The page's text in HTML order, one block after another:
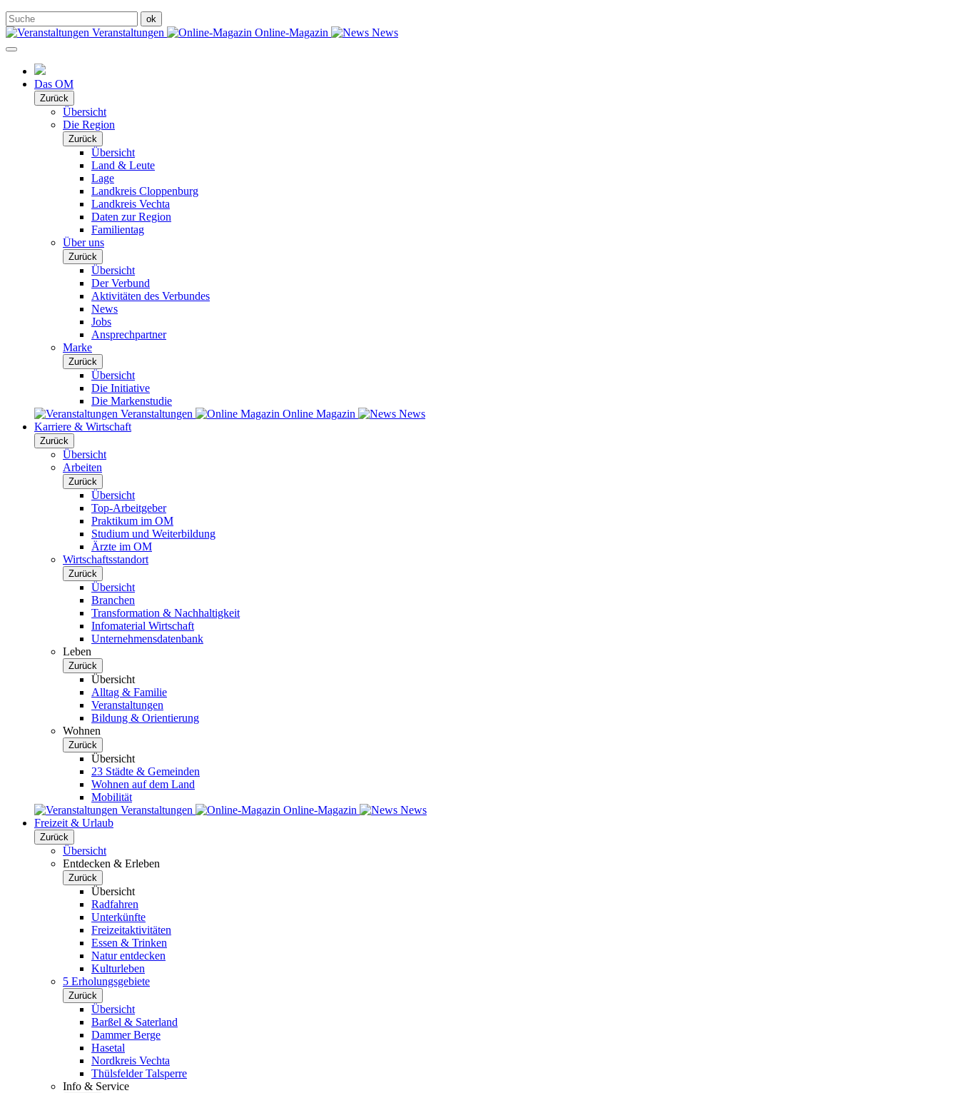
Veranstaltungen Online-Magazin News
Das OM
Zurück
Übersicht
Die Region
Zurück
Übersicht
Land & Leute
Lage
Landkreis Cloppenburg
Landkreis Vechta
Daten zur Region
Familientag
Über uns
Zurück
Übersicht
Der Verbund
Aktivitäten des Verbundes
News
Jobs
Ansprechpartner
Marke
Zurück
Übersicht
Die Initiative
Die Markenstudie
Veranstaltungen
Online Magazin
News
Karriere & Wirtschaft
Zurück
Übersicht
Arbeiten
Zurück
Übersicht
Top-Arbeitgeber
Praktikum im OM
Studium und Weiterbildung
Ärzte im OM
Wirtschaftsstandort
Zurück
Übersicht
Branchen
Transformation & Nachhaltigkeit
Infomaterial Wirtschaft
Unternehmensdatenbank
Leben
Zurück
Übersicht
Alltag & Familie
Veranstaltungen
Bildung & Orientierung
Wohnen
Zurück
Übersicht
23 Städte & Gemeinden
Wohnen auf dem Land
Mobilität
Veranstaltungen
Online-Magazin
News
Freizeit & Urlaub
Zurück
Übersicht
Entdecken & Erleben
Zurück
Übersicht
Radfahren
Unterkünfte
Freizeitaktivitäten
Essen & Trinken
Natur entdecken
Kulturleben
5 Erholungsgebiete
Zurück
Übersicht
Barßel & Saterland
Dammer Berge
Hasetal
Nordkreis Vechta
Thülsfelder Talsperre
Info & Service